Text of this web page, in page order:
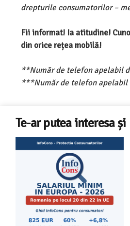
drepturile consumatorilor –
Fii informat! Ia atitudine!
din orice rețea mobilă!
**Număr de telefon apelabil
***Număr de telefon
Te-ar putea interesa și